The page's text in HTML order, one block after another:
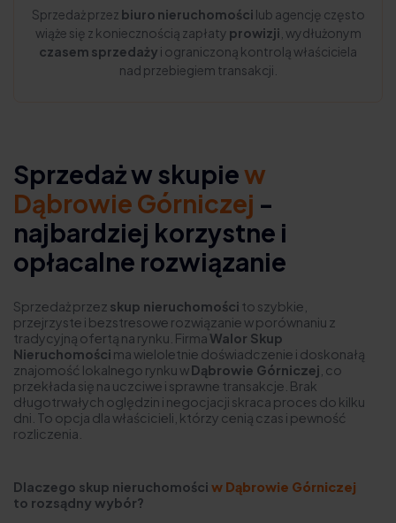
Sprzedaż przez biuro nieruchomości lub agencję często
wiąże się z koniecznością zapłaty prowizji , wydłużonym
czasem sprzedaży i ograniczoną kontrolą właściciela
nad przebiegiem transakcji.
Sprzedaż w skupiew
Dąbrowie Górniczej -
najbardziej korzystne i
opłacalne rozwiązanie
Sprzedaż przez skup nieruchomości to szybkie,
przejrzyste i bezstresowe rozwiązanie w porównaniu z
tradycyjną ofertą na rynku. FirmaWalor Skup
Nieruchomości ma wieloletnie doświadczenie i doskonałą
znajomość lokalnego rynku wDąbrowie Górniczej , co
przekłada się na uczciwe i sprawne transakcje. Brak
długotrwałych oględzin i negocjacji skraca proces do kilku
dni. To opcja dla właścicieli, którzy cenią czas i pewność
rozliczenia.
Dlaczego skup nieruchomości w Dąbrowie Górniczej
to rozsądny wybór?